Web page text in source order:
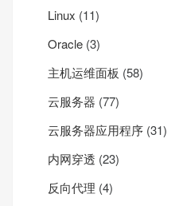
Linux (11)
Oracle (3)
主机运维面板 (58)
云服务器 (77)
云服务器应用程序 (31)
内网穿透 (23)
反向代理 (4)